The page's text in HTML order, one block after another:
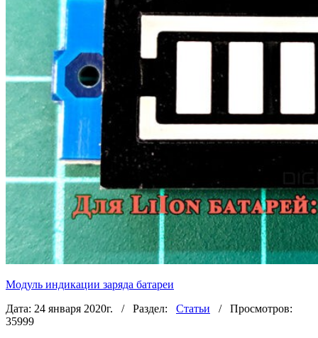
Модуль индикации заряда батареи
Дата: 24 января 2020г. / Раздел: Статьи / Просмотров:
35999